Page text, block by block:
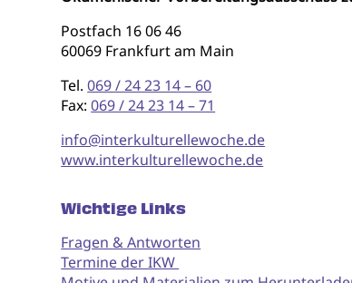
Postfach 16 06 46
60069 Frankfurt am Main
Tel.069 / 24 23 14 – 60
Fax:069 / 24 23 14 – 71
info@interkulturellewoche.de
www.interkulturellewoche.de
Wichtige Links
Fragen & Antworten
Termine der IKW